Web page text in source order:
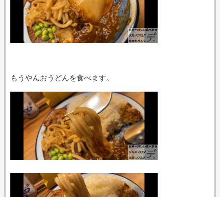
もうやんおうどんを食べます。